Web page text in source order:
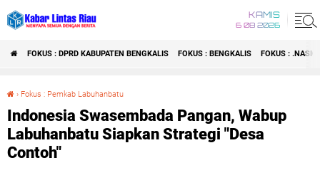
KAMIS
6 08 2026
FOKUS : DPRD KABUPATEN BENGKALIS FOKUS : BENGKALIS FOKUS :
› Fokus : Pemkab Labuhanbatu
Indonesia Swasembada Pangan, Wabup
Labuhanbatu Siapkan Strategi "Desa
Contoh"